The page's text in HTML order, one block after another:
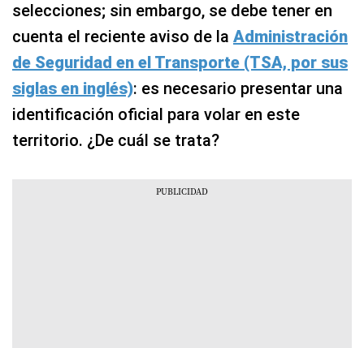
selecciones; sin embargo, se debe tener en
cuenta el reciente aviso de la Administración
de Seguridad en el Transporte (TSA, por sus
siglas en inglés): es necesario presentar una
identificación oficial para volar en este
territorio. ¿De cuál se trata?